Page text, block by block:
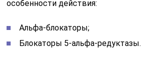
особенности действия:
Альфа-блокаторы;
Блокаторы 5-альфа-редуктазы.